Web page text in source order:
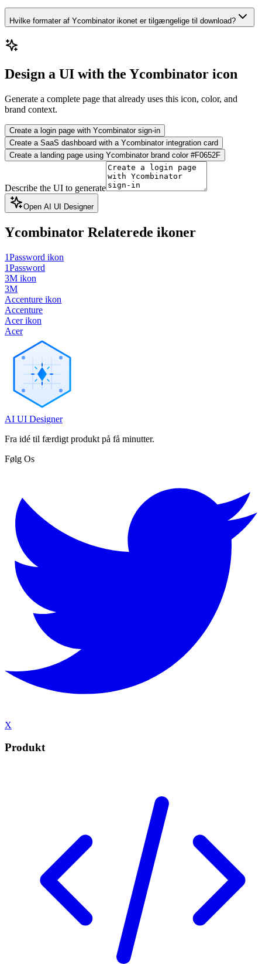
Hvilke formater af Ycombinator ikonet er tilgængelige til download?
Design a UI with the Ycombinator icon
Generate a complete page that already uses this icon, color, and
brand context.
Create a login page with Ycombinator sign-in
Create a SaaS dashboard with a Ycombinator integration card
Create a landing page using Ycombinator brand color #F0652F
Describe the UI to generate
Open AI UI Designer
Ycombinator Relaterede ikoner
1Password ikon
1Password
3M ikon
3M
Accenture ikon
Accenture
Acer ikon
Acer
AI UI Designer
Fra idé til færdigt produkt på få minutter.
Følg Os
X
Produkt